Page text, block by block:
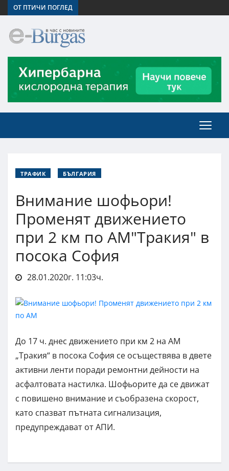
ОТ ПТИЧИ ПОГЛЕД
ТРАФИК БЪЛГАРИЯ
Внимание шофьори!
Променят движението
при 2 км по АМ"Тракия" в
посока София
28.01.2020г. 11:03ч.
До 17 ч. днес движението при км 2 на АМ
„Тракия“ в посока София се осъществява в двете
активни ленти поради ремонтни дейности на
асфалтовата настилка. Шофьорите да се движат
с повишено внимание и съобразена скорост,
като спазват пътната сигнализация,
предупреждават от АПИ.